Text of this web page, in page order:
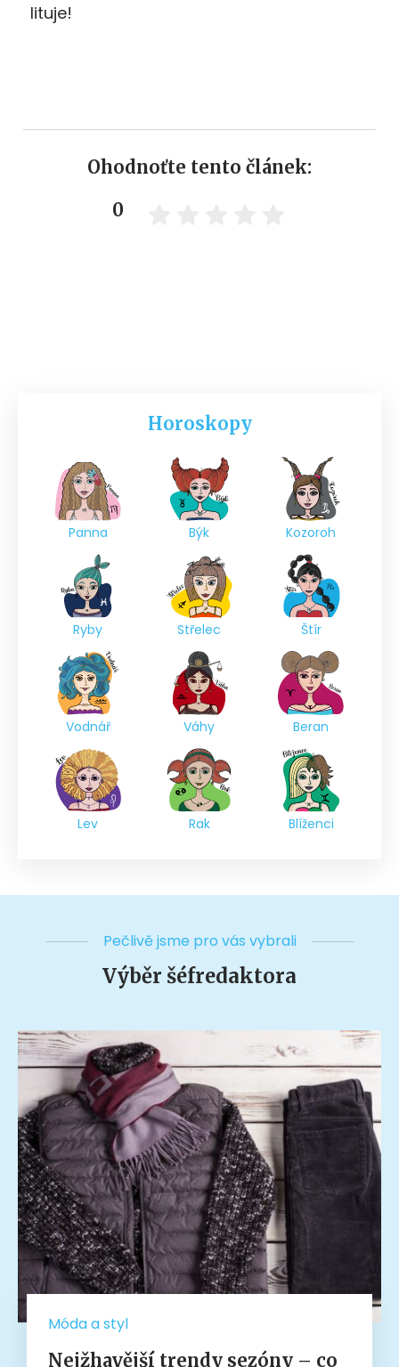
lituje!
Ohodnoťte tento článek:
0
Horoskopy
Panna Býk Kozoroh
Ryby Střelec Štír
Vodnář Váhy Beran
Lev Rak Blíženci
Pečlivě jsme pro vás vybrali
Výběr šéfredaktora
Móda a styl
Nejžhavější trendy sezóny – co